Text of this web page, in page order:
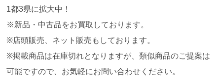
1都3県に拡大中！
※新品・中古品をお買取しております。
※店頭販売、ネット販売もしております。
※掲載商品は在庫切れとなりますが、類似商品のご提案は
可能ですので、お気軽にお問い合わせください。